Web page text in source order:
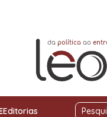
Editorias